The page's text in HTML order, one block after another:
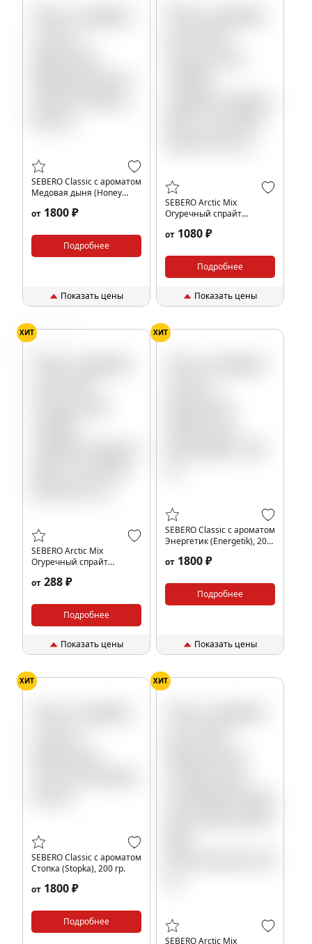
SEBERO Classic с ароматом
Медовая дыня (Honey
от 1800 ₽
Подробнее
Показать цены
SEBERO Arctic Mix
Огуречный спрайт
(Mix Cucumber Sprite),100
от 1080 ₽
Подробнее
Показать цены
ХИТ
SEBERO Arctic Mix
Огуречный спрайт
(Mix Cucumber Sprite),25
от 288 ₽
Подробнее
Показать цены
ХИТ
SEBERO Classic с ароматом
Энергетик (Energetik), 200
от 1800 ₽
Подробнее
Показать цены
ХИТ
SEBERO Classic с ароматом
Стопка (Stopka), 200 гр.
от 1800 ₽
Подробнее
ХИТ
SEBERO Arctic Mix